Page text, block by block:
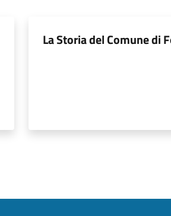
La Storia del Comune di